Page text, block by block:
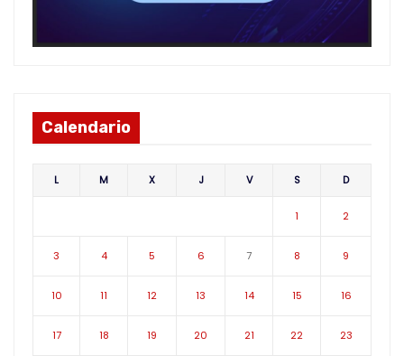
Calendario
L M X J V S D
1 2
3 4 5 6 7 8 9
10 11 12 13 14 15 16
17 18 19 20 21 22 23